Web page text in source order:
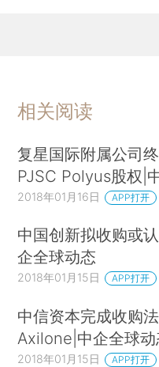
相关阅读
复星国际附属公司
PJSC Polyus股权|
2018年01月16日 APP打开
中国创新拟收购或
企全球动态
2018年01月15日 APP打开
中信资本完成收购
Axilone|中企全球动
2018年01月15日 APP打开